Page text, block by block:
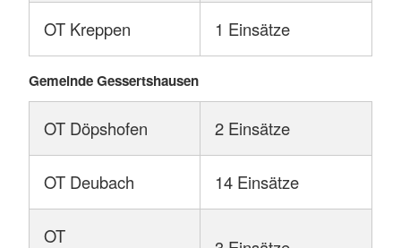
THL Person eingeschlossen - Wohnung
öffnen akut
Intoxikation mit vitaler Bedrohung
ohne eingeklemmte Personen
Hilfe sonstige - nicht zeitkritische
Hilfeleistung
OT Kreppen 1 Einsätze
Gemeinde Gessertshausen
OT Döpshofen 2 Einsätze
OT Deubach 14 Einsätze
OT